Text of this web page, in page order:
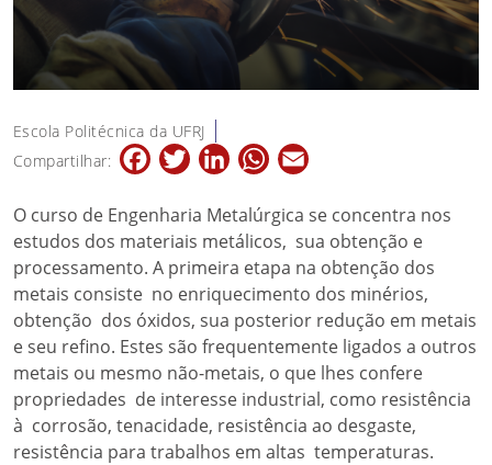
Escola Politécnica da UFRJ
Compartilhar:
FacebookTwitterLinkedInWhatsApp
O curso de Engenharia Metalúrgica se concentra nos
estudos dos materiais metálicos, sua obtenção e
processamento. A primeira etapa na obtenção dos
metais consiste no enriquecimento dos minérios,
obtenção dos óxidos, sua posterior redução em metais
e seu refino. Estes são frequentemente ligados a outros
metais ou mesmo não-metais, o que lhes confere
propriedades de interesse industrial, como resistência
à corrosão, tenacidade, resistência ao desgaste,
resistência para trabalhos em altas temperaturas.